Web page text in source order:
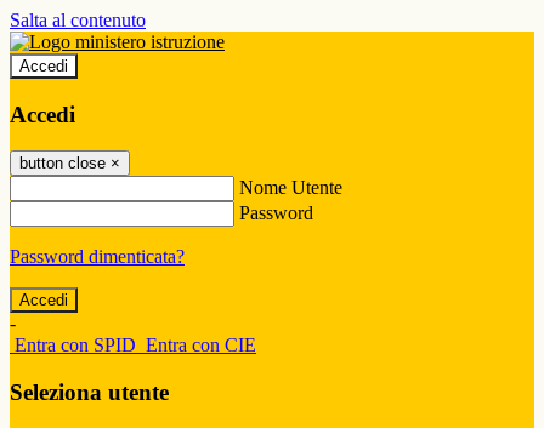
Salta al contenuto
Accedi
Accedi
button close ×
Nome Utente
Password
Password dimenticata?
-
Entra con SPID Entra con CIE
Seleziona utente